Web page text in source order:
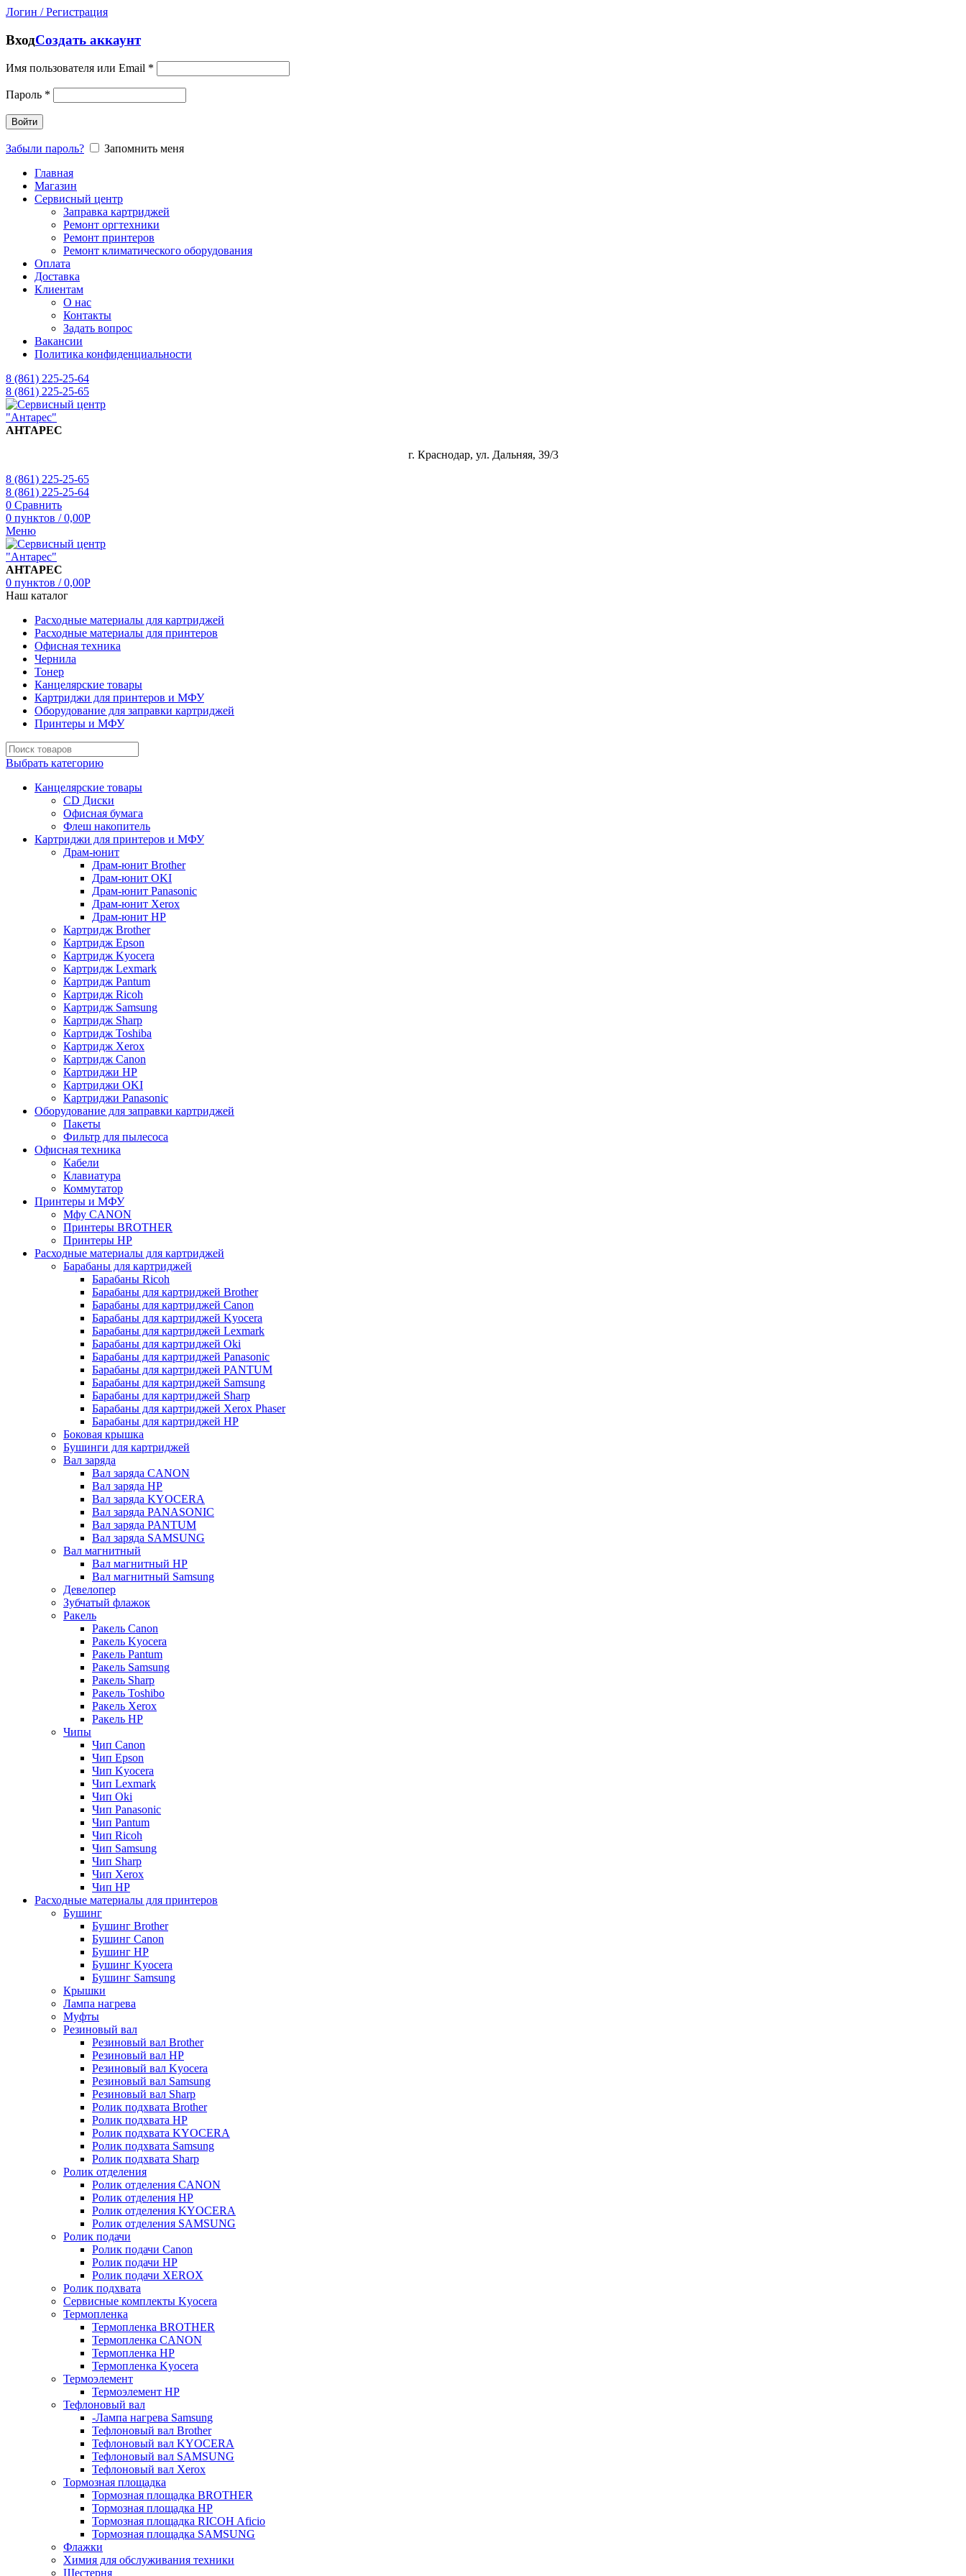
Логин / Регистрация
ВходСоздать аккаунт
Имя пользователя или Email *
Пароль *
Войти
Забыли пароль?
Запомнить меня
Главная
Магазин
Сервисный центр
Заправка картриджей
Ремонт оргтехники
Ремонт принтеров
Ремонт климатического оборудования
Оплата
Доставка
Клиентам
О нас
Контакты
Задать вопрос
Вакансии
Политика конфиденциальности
8 (861) 225-25-64
8 (861) 225-25-65
АНТАРЕС
г. Краснодар, ул. Дальняя, 39/3
8 (861) 225-25-65
8 (861) 225-25-64
0 Сравнить
0 пунктов / 0,00Р
Меню
АНТАРЕС
0 пунктов / 0,00Р
Наш каталог
Расходные материалы для картриджей
Расходные материалы для принтеров
Офисная техника
Чернила
Тонер
Канцелярские товары
Картриджи для принтеров и МФУ
Оборудование для заправки картриджей
Принтеры и МФУ
Выбрать категорию
Канцелярские товары
CD Диски
Офисная бумага
Флеш накопитель
Картриджи для принтеров и МФУ
Драм-юнит
Драм-юнит Brother
Драм-юнит OKI
Драм-юнит Panasonic
Драм-юнит Xerox
Драм-юнит НР
Картридж Brother
Картридж Epson
Картридж Kyocera
Картридж Lexmark
Картридж Pantum
Картридж Ricoh
Картридж Samsung
Картридж Sharp
Картридж Toshiba
Картридж Xerox
Картридж Сanon
Картриджи HP
Картриджи OKI
Картриджи Panasonic
Оборудование для заправки картриджей
Пакеты
Фильтр для пылесоса
Офисная техника
Кабели
Клавиатура
Коммутатор
Принтеры и МФУ
Мфу CANON
Принтеры BROTHER
Принтеры HP
Расходные материалы для картриджей
Барабаны для картриджей
Барабаны Ricoh
Барабаны для картриджей Brother
Барабаны для картриджей Canon
Барабаны для картриджей Kyocera
Барабаны для картриджей Lexmark
Барабаны для картриджей Oki
Барабаны для картриджей Panasonic
Барабаны для картриджей PANTUM
Барабаны для картриджей Samsung
Барабаны для картриджей Sharp
Барабаны для картриджей Xerox Phaser
Барабаны для картриджей НР
Боковая крышка
Бушинги для картриджей
Вал заряда
Вал заряда CANON
Вал заряда HP
Вал заряда KYOCERA
Вал заряда PANASONIC
Вал заряда PANTUM
Вал заряда SAMSUNG
Вал магнитный
Вал магнитный HP
Вал магнитный Samsung
Девелопер
Зубчатый флажок
Ракель
Ракель Canon
Ракель Kyocera
Ракель Pantum
Ракель Samsung
Ракель Sharp
Ракель Toshibo
Ракель Xerox
Ракель НР
Чипы
Чип Canon
Чип Epson
Чип Kyocera
Чип Lexmark
Чип Oki
Чип Panasonic
Чип Pantum
Чип Ricoh
Чип Samsung
Чип Sharp
Чип Xerox
Чип НР
Расходные материалы для принтеров
Бушинг
Бушинг Brother
Бушинг Canon
Бушинг HP
Бушинг Kyocera
Бушинг Samsung
Крышки
Лампа нагрева
Муфты
Резиновый вал
Резиновый вал Brother
Резиновый вал HP
Резиновый вал Kyocera
Резиновый вал Samsung
Резиновый вал Sharp
Ролик подхвата Brother
Ролик подхвата HP
Ролик подхвата KYOCERA
Ролик подхвата Samsung
Ролик подхвата Sharp
Ролик отделения
Ролик отделения CANON
Ролик отделения HP
Ролик отделения KYOCERA
Ролик отделения SAMSUNG
Ролик подачи
Ролик подачи Canon
Ролик подачи HP
Ролик подачи XEROX
Ролик подхвата
Сервисные комплекты Kyocera
Термопленка
Термопленка BROTHER
Термопленка CANON
Термопленка HP
Термопленка Kyocera
Термоэлемент
Термоэлемент НР
Тефлоновый вал
-Лампа нагрева Samsung
Тефлоновый вал Brother
Тефлоновый вал KYOCERA
Тефлоновый вал SAMSUNG
Тефлоновый вал Xerox
Тормозная площадка
Тормозная площадка BROTHER
Тормозная площадка HP
Тормозная площадка RICOH Aficio
Тормозная площадка SAMSUNG
Флажки
Химия для обслуживания техники
Шестерня